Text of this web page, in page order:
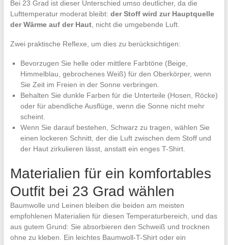
Bei 23 Grad ist dieser Unterschied umso deutlicher, da die
Lufttemperatur moderat bleibt: der Stoff wird zur Hauptquelle
der Wärme auf der Haut, nicht die umgebende Luft.
Zwei praktische Reflexe, um dies zu berücksichtigen:
Bevorzugen Sie helle oder mittlere Farbtöne (Beige,
Himmelblau, gebrochenes Weiß) für den Oberkörper, wenn
Sie Zeit im Freien in der Sonne verbringen.
Behalten Sie dunkle Farben für die Unterteile (Hosen, Röcke)
oder für abendliche Ausflüge, wenn die Sonne nicht mehr
scheint.
Wenn Sie darauf bestehen, Schwarz zu tragen, wählen Sie
einen lockeren Schnitt, der die Luft zwischen dem Stoff und
der Haut zirkulieren lässt, anstatt ein enges T-Shirt.
Materialien für ein komfortables
Outfit bei 23 Grad wählen
Baumwolle und Leinen bleiben die beiden am meisten
empfohlenen Materialien für diesen Temperaturbereich, und das
aus gutem Grund: Sie absorbieren den Schweiß und trocknen
ohne zu kleben. Ein leichtes Baumwoll-T-Shirt oder ein